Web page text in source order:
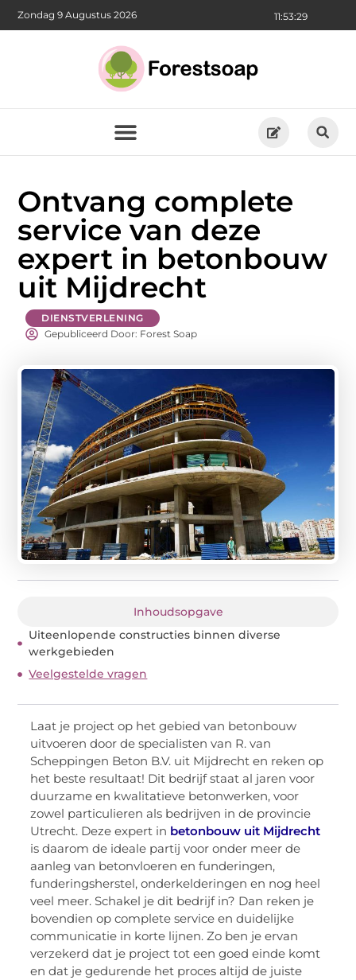
11:53:30
Zondag 9 Augustus 2026
Ontvang complete
service van deze
expert in betonbouw
uit Mijdrecht
DIENSTVERLENING
Gepubliceerd Door: Forest Soap
Inhoudsopgave
Uiteenlopende constructies binnen diverse
werkgebieden
Veelgestelde vragen
Laat je project op het gebied van betonbouw
uitvoeren door de specialisten van R. van
Scheppingen Beton B.V. uit Mijdrecht en reken op
het beste resultaat! Dit bedrijf staat al jaren voor
duurzame en kwalitatieve betonwerken, voor
zowel particulieren als bedrijven in de provincie
Utrecht. Deze expert in betonbouw uit Mijdrecht
is daarom de ideale partij voor onder meer de
aanleg van betonvloeren en funderingen,
funderingsherstel, onderkelderingen en nog heel
veel meer. Schakel je dit bedrijf in? Dan reken je
bovendien op complete service en duidelijke
communicatie in korte lijnen. Zo ben je ervan
verzekerd dat je project tot een goed einde komt
en dat je gedurende het proces altijd de juiste